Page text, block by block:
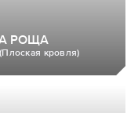
РОЩА
кровля)